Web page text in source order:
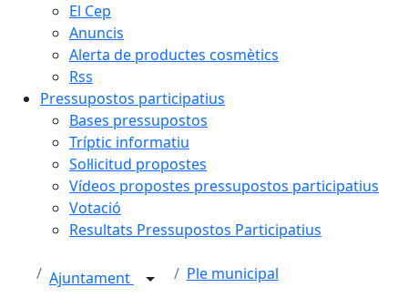
El Cep
Anuncis
Alerta de productes cosmètics
Rss
Pressupostos participatius
Bases pressupostos
Tríptic informatiu
Sol·licitud propostes
Vídeos propostes pressupostos participatius
Votació
Resultats Pressupostos Participatius
Ajuntament Ple municipal